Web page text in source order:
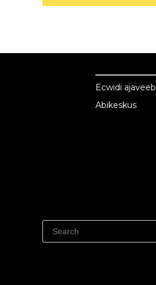
Ecwidi ajaveeb
Abikeskus